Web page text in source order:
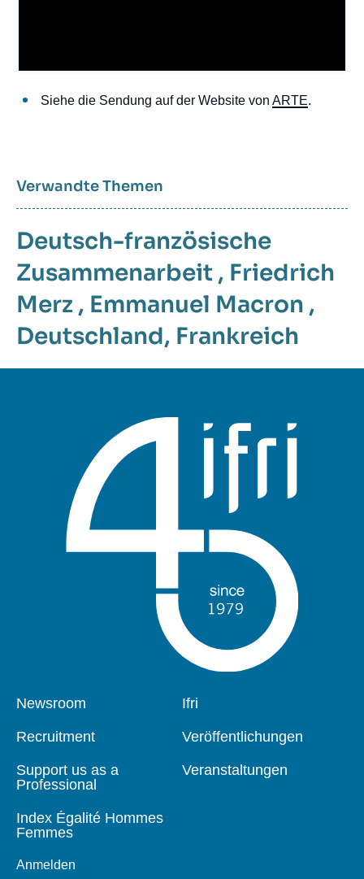
bodySiehe die Sendung auf der Website von ARTE.
Verwandte Themen
Deutsch-französische
Zusammenarbeit , Friedrich
Merz , Emmanuel Macron ,
Deutschland, Frankreich
Pied
Newsroom
Recruitment
Support us as a
Professional
Index Égalité Hommes
Femmes
Anmelden
Navigation
Ifri
Veröffentlichungen
Veranstaltungen